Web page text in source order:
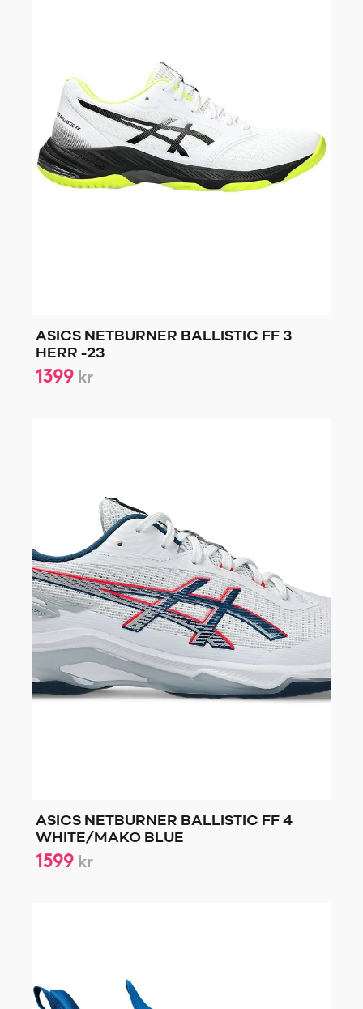
ASICS NETBURNER BALLISTIC FF 3
HERR -23
1399 kr
ASICS NETBURNER BALLISTIC FF 4
WHITE/MAKO BLUE
1599 kr